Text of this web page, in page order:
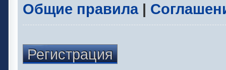
Общие правила|
Регистрация